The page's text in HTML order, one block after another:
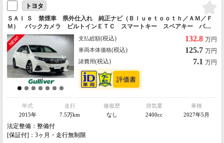
トヨタ
ＳＡＩ Ｓ 禁煙車 県外仕入れ 純正ナビ（Ｂｌｕｅｔｏｏｔｈ／ＡＭ／Ｆ
Ｍ） バックカメラ ビルトインＥＴＣ スマートキー スペアキー パワ
ーシート ＬＥＤヘッドライト カーテンエアバック 純正１６インチＡＷ
支払総額(税込) 132.8 万円
車両本体価格(税込) 125.7 万円
諸費用(税込) 7.1 万円
年式
2015年
走行
7.5万km
修復歴
なし
排気量
2400cc
車検
2027年5月
法定整備：整備付
[保証付]：3ヶ月・走行無制限